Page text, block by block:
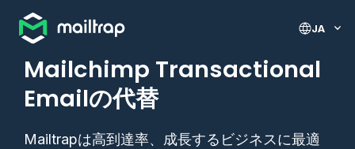
JA
Mailchimp Transactional
Emailの代替
Mailtrapは高到達率、成長するビジネスに最適